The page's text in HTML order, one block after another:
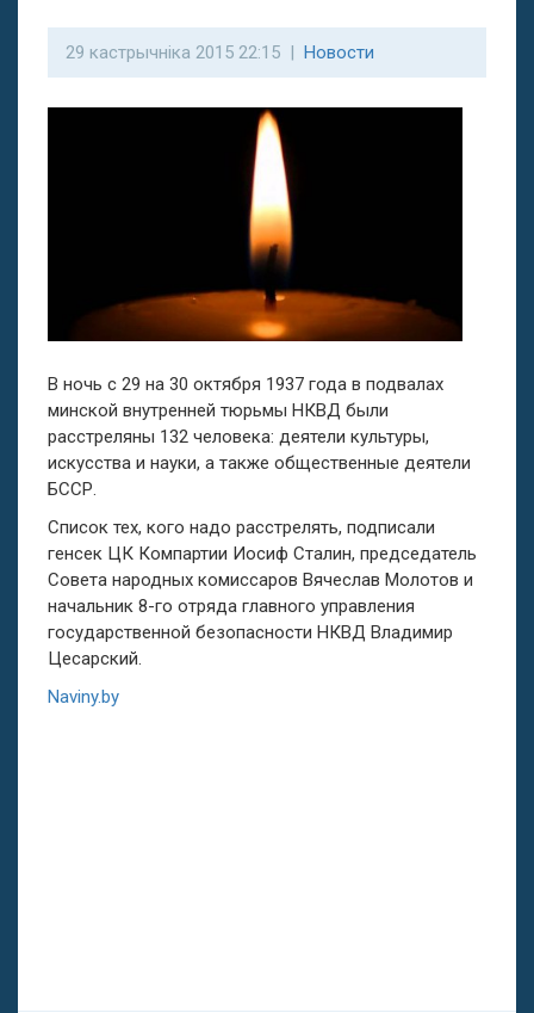
29 кастрычніка 2015 22:15 | Новости
В ночь с 29 на 30 октября 1937 года в подвалах
минской внутренней тюрьмы НКВД были
расстреляны 132 человека: деятели культуры,
искусства и науки, а также общественные деятели
БССР.
Список тех, кого надо расстрелять, подписали
генсек ЦК Компартии Иосиф Сталин, председатель
Совета народных комиссаров Вячеслав Молотов и
начальник 8-го отряда главного управления
государственной безопасности НКВД Владимир
Цесарский.
Naviny.by